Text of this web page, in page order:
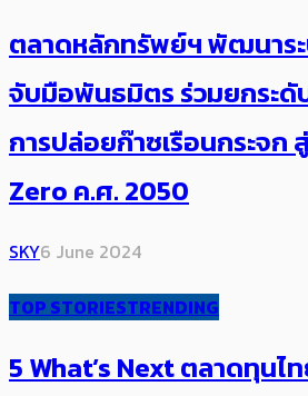
ตลาดหลักทรัพย์ฯ พัฒนาระ
จับมือพันธมิตร ร่วมยกระ
การปล่อยก๊าซเรือนกระจก
Zero ค.ศ. 2050
SKY6 June 2024
TOP STORIESTRENDING
5 What’s Next ตลาดทุนไ